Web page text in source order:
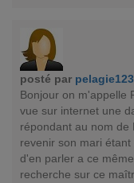
posté par pelagie123
Bonjour on m'appelle
vue sur internet une
répondant au nom de
revenir son mari
d'en parler a ce
recherche sur ce